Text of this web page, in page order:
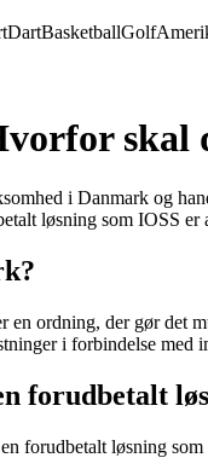
DartBasketballGolf
skal
i Danmark og
løsning som IOSS er
en ordning, der gør det
i forbindelse
forudbetalt
forudbetalt løsning